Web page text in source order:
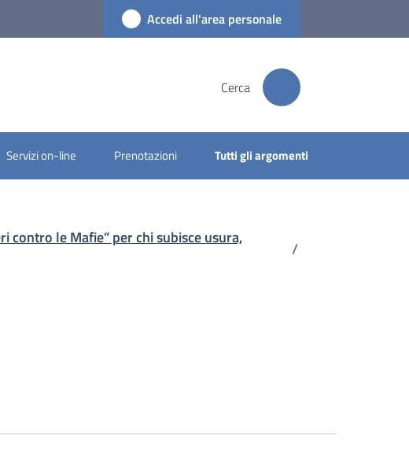
Accedi all'area personale
Cerca
Servizi on-line Prenotazioni Tutti gli argomenti
contro le Mafie” per chi subisce usura,
/